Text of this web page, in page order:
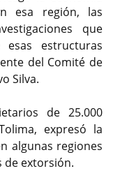
esa región, las
que
estructuras
del Comité de
Silva.
de 25.000
expresó la
algunas regiones
de extorsión.